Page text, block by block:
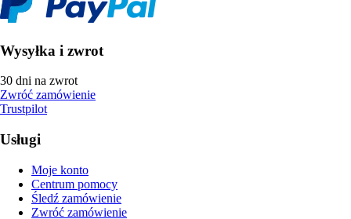
Wysyłka i zwrot
30 dni na zwrot
Zwróć zamówienie
Trustpilot
Usługi
Moje konto
Centrum pomocy
Śledź zamówienie
Zwróć zamówienie